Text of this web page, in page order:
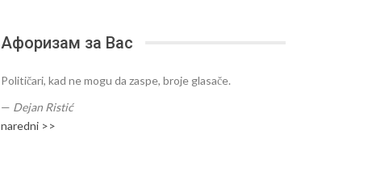
Афоризам за Вас
Političari, kad ne mogu da zaspe, broje glasače.
— Dejan Ristić
naredni >>